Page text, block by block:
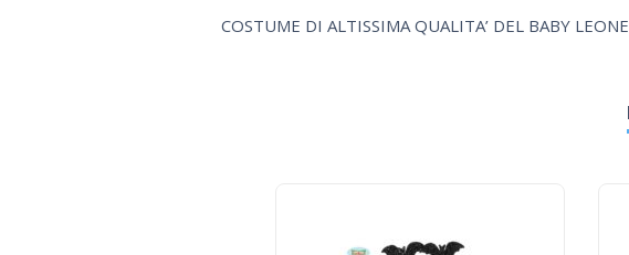
COSTUME DI ALTISSIMA QUALITA’ DEL BABY LEONE